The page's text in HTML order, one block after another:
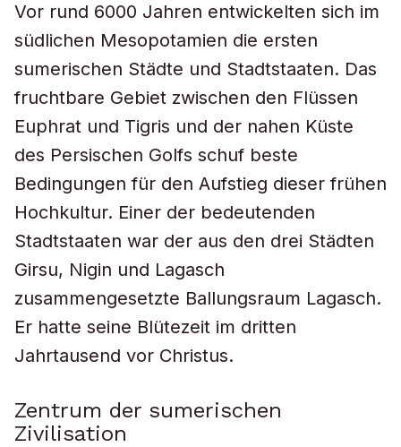
Vor rund 6000 Jahren entwickelten sich im
südlichen Mesopotamien die ersten
sumerischen Städte und Stadtstaaten. Das
fruchtbare Gebiet zwischen den Flüssen
Euphrat und Tigris und der nahen Küste
des Persischen Golfs schuf beste
Bedingungen für den Aufstieg dieser frühen
Hochkultur. Einer der bedeutenden
Stadtstaaten war der aus den drei Städten
Girsu, Nigin und Lagasch
zusammengesetzte Ballungsraum Lagasch.
Er hatte seine Blütezeit im dritten
Jahrtausend vor Christus.
Zentrum der sumerischen
Zivilisation